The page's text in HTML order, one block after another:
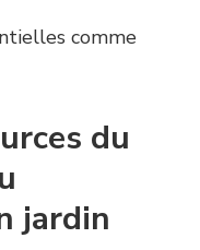
comme
du
jardin